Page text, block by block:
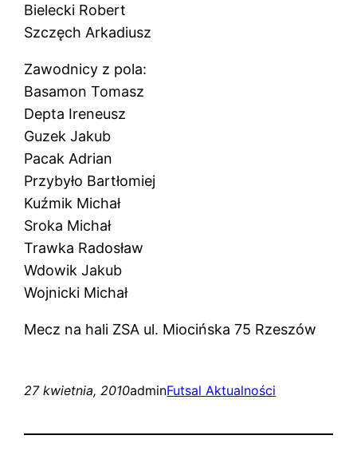
Bielecki Robert
Szczęch Arkadiusz
Zawodnicy z pola:
Basamon Tomasz
Depta Ireneusz
Guzek Jakub
Pacak Adrian
Przybyło Bartłomiej
Kuźmik Michał
Sroka Michał
Trawka Radosław
Wdowik Jakub
Wojnicki Michał
Mecz na hali ZSA ul. Miocińska 75 Rzeszów
27 kwietnia, 2010adminFutsal Aktualności